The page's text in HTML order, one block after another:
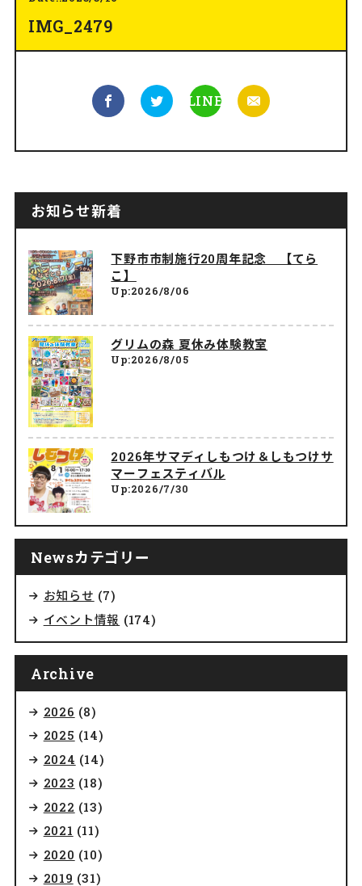
IMG_2479
LINE
お知らせ新着
下野市市制施行20周年記念 【てら
こ】
Up:2026/8/06
グリムの森 夏休み体験教室
Up:2026/8/05
2026年サマディしもつけ＆しもつけサ
マーフェスティバル
Up:2026/7/30
Newsカテゴリー
お知らせ (7)
イベント情報 (174)
Archive
2026 (8)
2025 (14)
2024 (14)
2023 (18)
2022 (13)
2021 (11)
2020 (10)
2019 (31)